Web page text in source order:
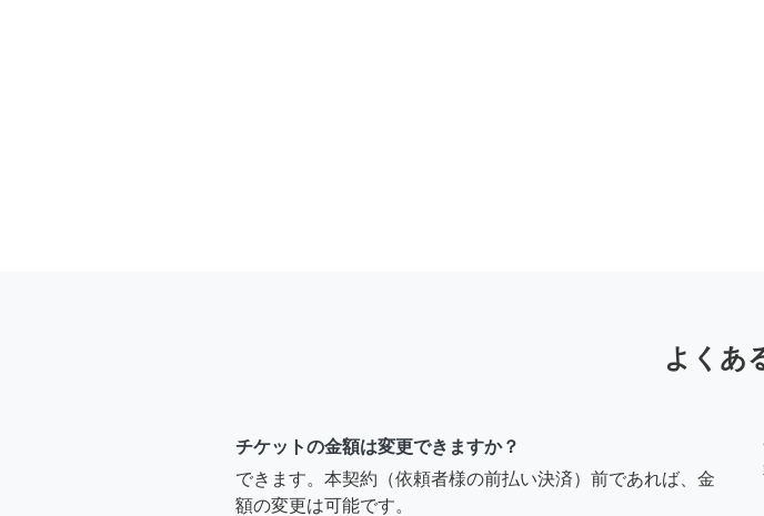
よくあ
チケットの金額は変更できますか？
できます。本契約（依頼者様の前払い決済）前であれば、金
額の変更は可能です。